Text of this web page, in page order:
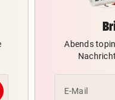
Abends
E-Mail